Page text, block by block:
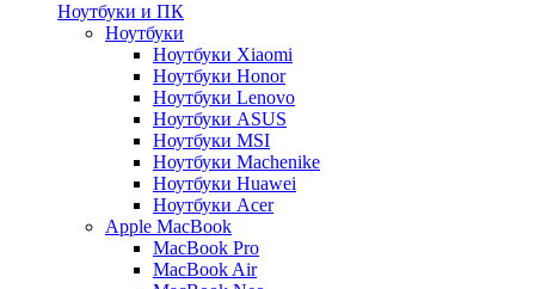
Ноутбуки и ПК
Ноутбуки
Ноутбуки Xiaomi
Ноутбуки Honor
Ноутбуки Lenovo
Ноутбуки ASUS
Ноутбуки MSI
Ноутбуки Machenike
Ноутбуки Huawei
Ноутбуки Acer
Apple MacBook
MacBook Pro
MacBook Air